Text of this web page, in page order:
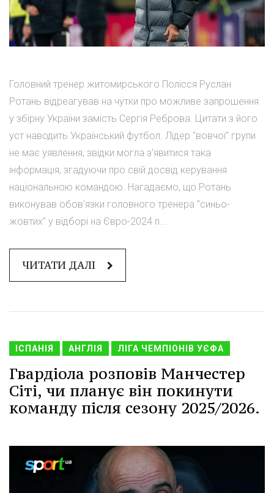
Головний тренер житомирського Полісся Руслан
Ротань відреагував на чутки про можливе запрошення
у збірну України замість Сергія Реброва. Цитати з його
уст наводить Український футбол. Лідер "вовчої" групи
не має уявлення, звідки могла з'явитися така
інформація, згадуючи про свій досвід керування
національною командою. Нагадаємо, що Ротань
виконував обов'язки головного тренера "синьо-
жовтих" у відборі на Євро-2024 п...
ЧИТАТИ ДАЛІ
ІСПАНІЯ АНГЛІЯ ЛІГА ЧЕМПІОНІВ УЄФА
Гвардіола розповів Манчестер
Сіті, чи планує він покинути
команду після сезону 2025/2026.